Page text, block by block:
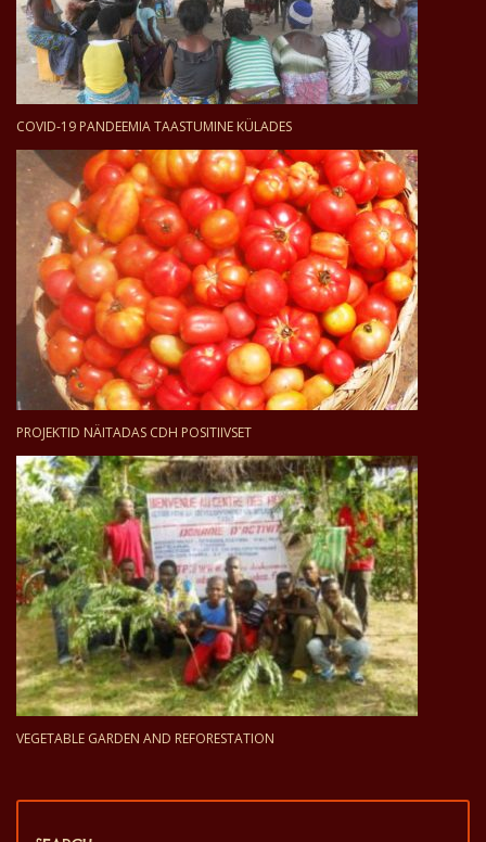
COVID-19 PANDEEMIA TAASTUMINE KÜLADES
PROJEKTID NÄITADAS CDH POSITIIVSET
VEGETABLE GARDEN AND REFORESTATION